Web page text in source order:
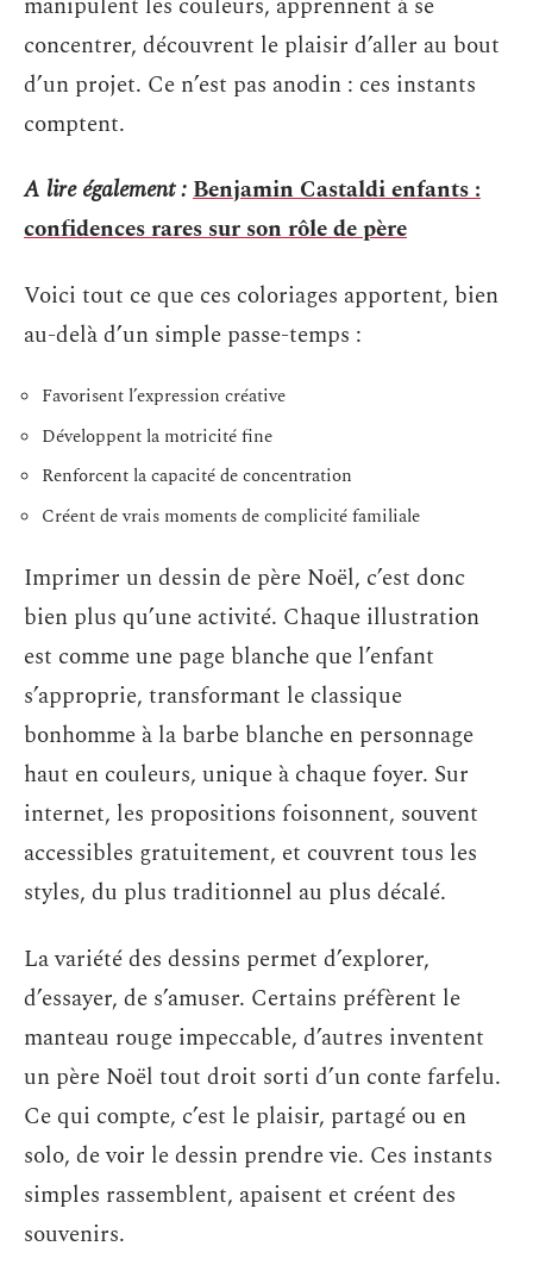
concentrer, découvrent le plaisir d’aller au bout
d’un projet. Ce n’est pas anodin : ces instants
comptent.
A lire également :Benjamin Castaldi enfants :
confidences rares sur son rôle de père
Voici tout ce que ces coloriages apportent, bien
au-delà d’un simple passe-temps :
Favorisent l’expression créative
Développent la motricité fine
Renforcent la capacité de concentration
Créent de vrais moments de complicité familiale
Imprimer un dessin de père Noël, c’est donc
bien plus qu’une activité. Chaque illustration
est comme une page blanche que l’enfant
s’approprie, transformant le classique
bonhomme à la barbe blanche en personnage
haut en couleurs, unique à chaque foyer. Sur
internet, les propositions foisonnent, souvent
accessibles gratuitement, et couvrent tous les
styles, du plus traditionnel au plus décalé.
La variété des dessins permet d’explorer,
d’essayer, de s’amuser. Certains préfèrent le
manteau rouge impeccable, d’autres inventent
un père Noël tout droit sorti d’un conte farfelu.
Ce qui compte, c’est le plaisir, partagé ou en
solo, de voir le dessin prendre vie. Ces instants
simples rassemblent, apaisent et créent des
souvenirs.